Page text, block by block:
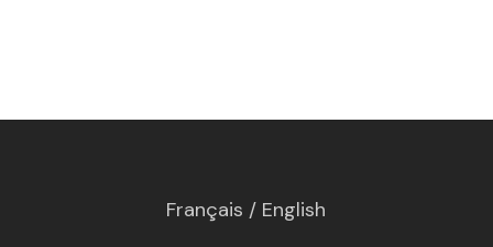
Français / English